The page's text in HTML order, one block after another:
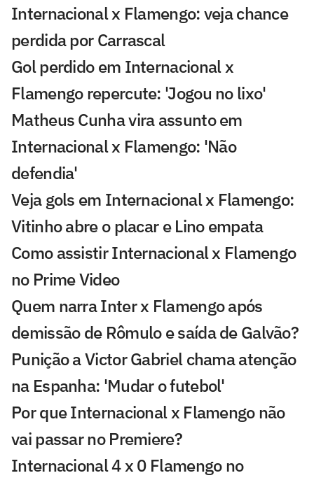
Internacional x Flamengo: veja chance
perdida por Carrascal
Gol perdido em Internacional x
Flamengo repercute: 'Jogou no lixo'
Matheus Cunha vira assunto em
Internacional x Flamengo: 'Não
defendia'
Veja gols em Internacional x Flamengo:
Vitinho abre o placar e Lino empata
Como assistir Internacional x Flamengo
no Prime Video
Quem narra Inter x Flamengo após
demissão de Rômulo e saída de Galvão?
Punição a Victor Gabriel chama atenção
na Espanha: 'Mudar o futebol'
Por que Internacional x Flamengo não
vai passar no Premiere?
Internacional 4 x 0 Flamengo no